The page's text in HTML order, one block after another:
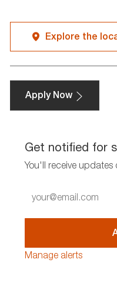
Explore the
Apply Now
Get notified for
You'll receive updates
Email
address
Manage alerts